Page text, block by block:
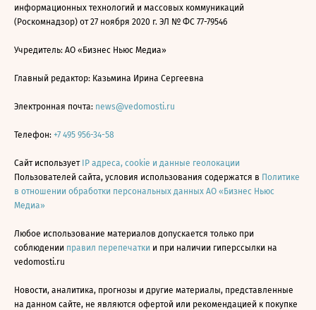
информационных технологий и массовых коммуникаций
(Роскомнадзор) от 27 ноября 2020 г. ЭЛ № ФС 77-79546
Учредитель: АО «Бизнес Ньюс Медиа»
Главный редактор: Казьмина Ирина Сергеевна
Электронная почта: news@vedomosti.ru
Телефон: +7 495 956-34-58
Сайт использует IP адреса, cookie и данные геолокации
Пользователей сайта, условия использования содержатся в Политике
в отношении обработки персональных данных АО «Бизнес Ньюс
Медиа»
Любое использование материалов допускается только при
соблюдении правил перепечатки и при наличии гиперссылки на
vedomosti.ru
Новости, аналитика, прогнозы и другие материалы, представленные
на данном сайте, не являются офертой или рекомендацией к покупке